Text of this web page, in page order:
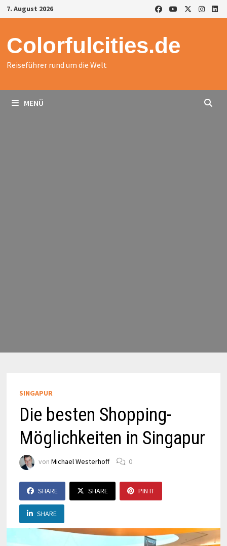
Zurück
zum
7. August 2026
Colorfulcities.de
Reiseführer rund um die Welt
MENÜ
SINGAPUR
Die besten Shopping-
Möglichkeiten in Singapur
von Michael Westerhoff 0
SHARE SHARE PIN IT
SHARE